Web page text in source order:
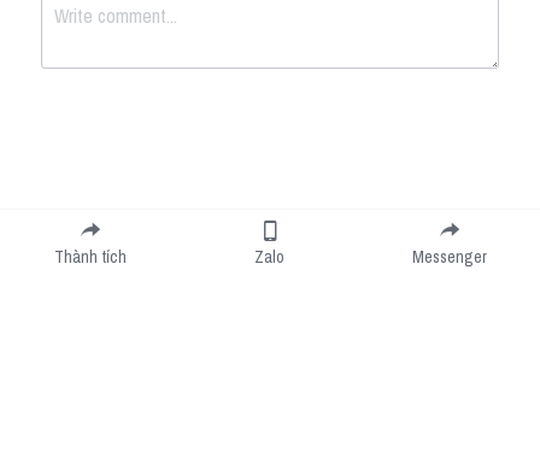
Submit
Thành tích Zalo Messenger